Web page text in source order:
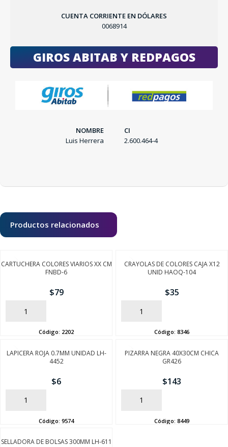
CUENTA CORRIENTE EN DÓLARES
0068914
GIROS ABITAB Y REDPAGOS
NOMBRE
Luis Herrera
CI
2.600.464-4
Productos relacionados
CARTUCHERA COLORES VIARIOS XX CM
FNBD-6
$79
AÑADIR
Código: 2202
CRAYOLAS DE COLORES CAJA X12
UNID HAOQ-104
$35
AÑADIR
Código: 8346
LAPICERA ROJA 0.7MM UNIDAD LH-
4452
$6
AÑADIR
Código: 9574
PIZARRA NEGRA 40X30CM CHICA
GR426
$143
AÑADIR
Código: 8449
SELLADORA DE BOLSAS 300MM LH-611
SEGUÍ COMPRANDO